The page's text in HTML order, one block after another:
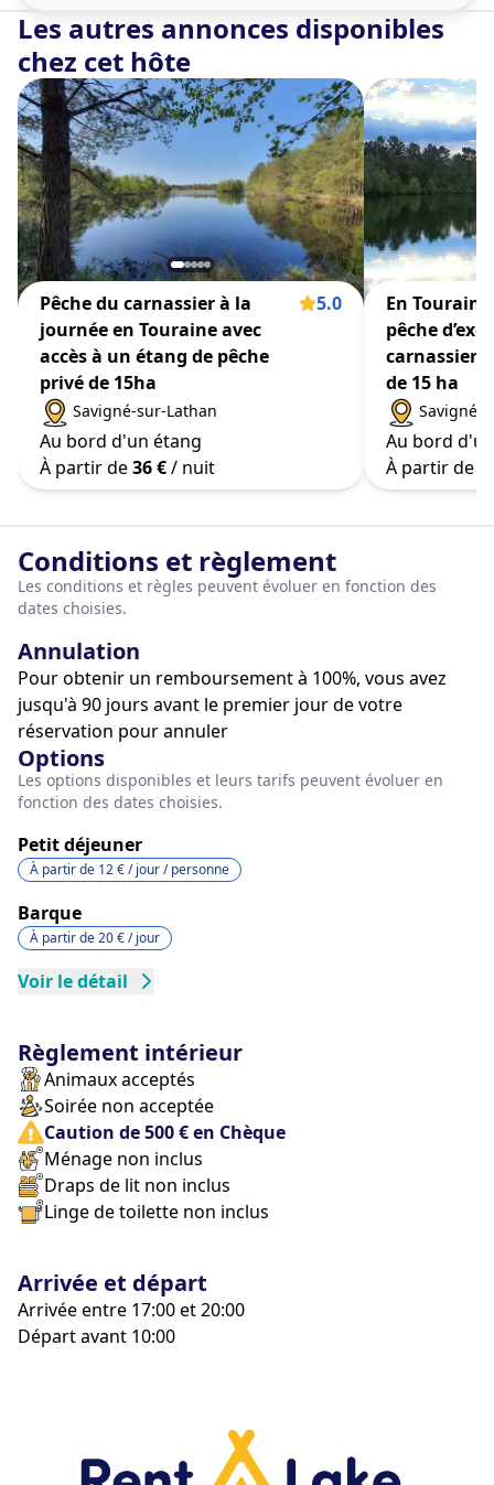
Plusieurs hébergements se trouve sur le territoire.
Un guide de pêche peut être réservé (2h30 pour
50€/pers et par jour). Nous contactez
Les autres annonces disponibles
chez cet hôte
Pêche du carnassier à la
journée en Touraine avec
accès à un étang de pêche
privé de 15ha
5.0
Savigné-sur-Lathan
Au bord d'un étang
À partir de36 €/ nuit
En
pêche
carnassiers
de 15 ha
Savigné-
Au bord
À partir de
Conditions et règlement
Les conditions et règles peuvent évoluer en fonction des
dates choisies.
Annulation
Pour obtenir un remboursement à 100%, vous avez
jusqu'à 90 jours avant le premier jour de votre
réservation pour annuler
Options
Les options disponibles et leurs tarifs peuvent évoluer en
fonction des dates choisies.
Petit déjeuner
À partir de 12 €/ jour/ personne
Barque
À partir de20 €/ jour
Voir le détail
Règlement intérieur
Animaux acceptés
Soirée non acceptée
Caution de 500 € en Chèque
Ménage non inclus
Draps de lit non inclus
Linge de toilette non inclus
Arrivée et départ
Arrivée entre 17:00 et 20:00
Départ avant 10:00